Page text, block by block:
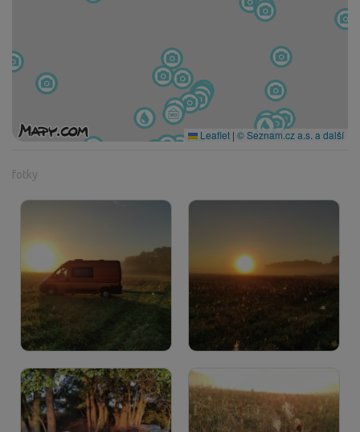
Leaflet | © Seznam.cz a.s. a další
fotky